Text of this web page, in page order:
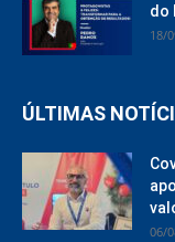
do
18/
ÚLTIMAS
06/